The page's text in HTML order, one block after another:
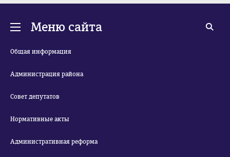
Меню сайта
Общая информация
Администрация района
Совет депутатов
Нормативные акты
Административная реформа